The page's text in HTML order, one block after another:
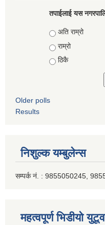
तपाईलाई यस
Choices
अति राम्रो
राम्रो
ठिकै
Older polls
Results
निशुल्क यम्बुलेन्स
सम्पर्क नं. : 9855050245,
महत्वपूर्ण भिडीयो